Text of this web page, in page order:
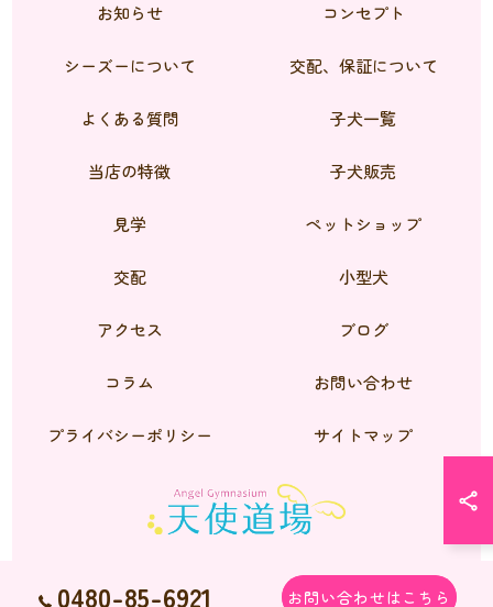
0480-85-6921 お問い合わせはこちら
お知らせ コンセプト
シーズーについて 交配、保証について
よくある質問 子犬一覧
当店の特徴 子犬販売
見学 ペットショップ
交配 小型犬
アクセス ブログ
コラム お問い合わせ
プライバシーポリシー サイトマップ